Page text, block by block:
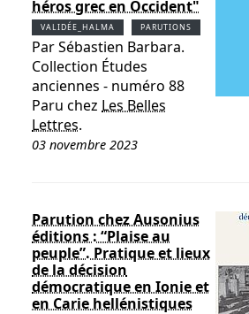
héros grec en Occident"
VALIDÉE_HALMA PARUTIONS
Par Sébastien Barbara.
Collection Études
anciennes - numéro 88
Paru chez Les Belles
Lettres.
03 novembre 2023
Parution chez Ausonius
éditions : “Plaise au
peuple”. Pratique et lieux
de la décision
démocratique en Ionie et
en Carie hellénistiques